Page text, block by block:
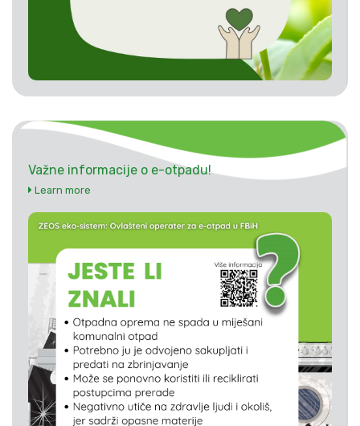
Važne informacije o e-otpadu!
Learn more